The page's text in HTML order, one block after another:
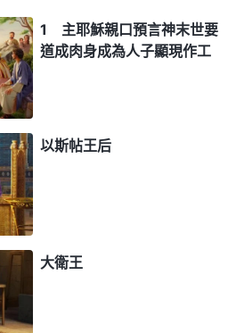
1 主耶穌親口預言神末世要
道成肉身成為人子顯現作工
以斯帖王后
大衛王